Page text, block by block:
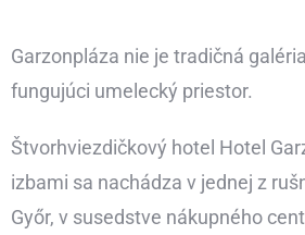
Garzonpláza nie je tradičná
fungujúci umelecký priestor.
Štvorhviezdičkový hotel Hotel
izbami sa nachádza v jednej z
Győr, v susedstve nákupného